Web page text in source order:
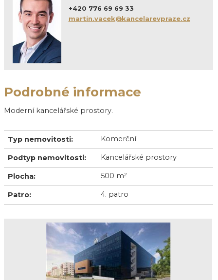
+420 776 69 69 33
martin.vacek@kancelarevpraze.cz
Podrobné informace
Moderní kancelářské prostory.
Typ nemovitosti: Komerční
Podtyp nemovitosti: Kancelářské prostory
Plocha: 500 m2
Patro: 4. patro